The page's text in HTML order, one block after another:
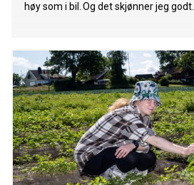
høy som i bil. Og det skjønner jeg godt.